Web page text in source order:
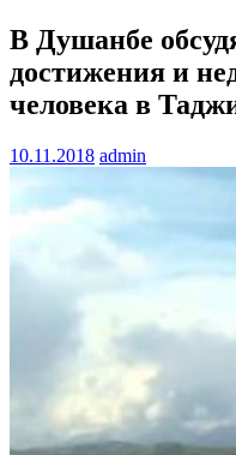
В Душанбе
достижения и
человека в
10.11.2018 admin